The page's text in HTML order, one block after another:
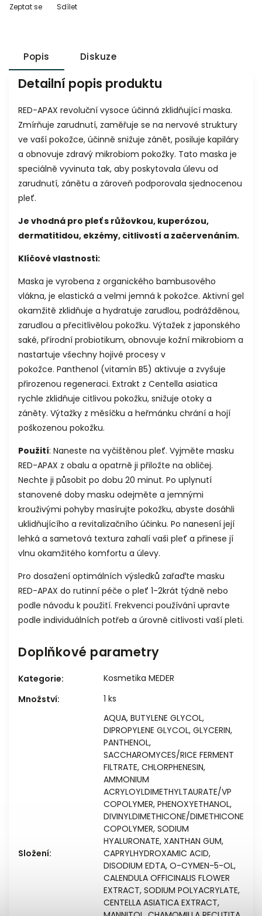
Zeptat se Sdílet
Popis Diskuze
Detailní popis produktu
RED-APAX revoluční vysoce účinná zklidňující maska.
Zmírňuje zarudnutí, ​​zaměřuje se na nervové struktury
ve vaší pokožce, účinně snižuje zánět, posiluje kapiláry
a obnovuje zdravý mikrobiom pokožky. Tato maska je
speciálně vyvinuta tak, aby poskytovala úlevu od
zarudnutí, zánětu a zároveň podporovala sjednocenou
pleť.
Je vhodná pro pleť s růžovkou, kuperózou,
dermatitidou, ekzémy, citlivostí a začervenáním.
Klíčové vlastnosti:
​​Maska je vyrobena z organického bambusového
vlákna, je elastická a velmi jemná k pokožce. Aktivní gel
okamžitě zklidňuje a hydratuje zarudlou, podrážděnou,
zarudlou a přecitlivělou pokožku. Výtažek z japonského
saké, přírodní probiotikum, obnovuje kožní mikrobiom a
nastartuje všechny hojivé procesy v
pokožce. Panthenol (vitamín B5) aktivuje a zvyšuje
přirozenou regeneraci. Extrakt z Centella asiatica
rychle zklidňuje citlivou pokožku, snižuje otoky a
záněty. Výtažky z měsíčku a heřmánku chrání a hojí
poškozenou pokožku.
Použití: Naneste na vyčištěnou pleť. Vyjměte masku
RED-APAX z obalu a opatrně ji přiložte na obličej.
Nechte ji působit po dobu 20 minut. Po uplynutí
stanovené doby masku odejměte a jemnými
krouživými pohyby masírujte pokožku, abyste dosáhli
uklidňujícího a revitalizačního účinku. Po nanesení její
lehká a sametová textura zahalí vaši pleť a přinese jí
vlnu okamžitého komfortu a úlevy.
Pro dosažení optimálních výsledků zařaďte masku
RED-APAX do rutinní péče o pleť 1-2krát týdně nebo
podle návodu k použití. Frekvenci používání upravte
podle individuálních potřeb a úrovně citlivosti vaší pleti.
Doplňkové parametry
Kategorie:
Kosmetika MEDER
Množství: 1 ks
Složení:
AQUA, BUTYLENE GLYCOL,
DIPROPYLENE GLYCOL, GLYCERIN,
PANTHENOL,
SACCHAROMYCES/RICE FERMENT
FILTRATE, CHLORPHENESIN,
AMMONIUM
ACRYLOYLDIMETHYLTAURATE/VP
COPOLYMER, PHENOXYETHANOL,
DIVINYLDIMETHICONE/DIMETHICONE
COPOLYMER, SODIUM
HYALURONATE, XANTHAN GUM,
CAPRYLHYDROXAMIC ACID,
DISODIUM EDTA, O-CYMEN-5-OL,
CALENDULA OFFICINALIS FLOWER
EXTRACT, SODIUM POLYACRYLATE,
CENTELLA ASIATICA EXTRACT,